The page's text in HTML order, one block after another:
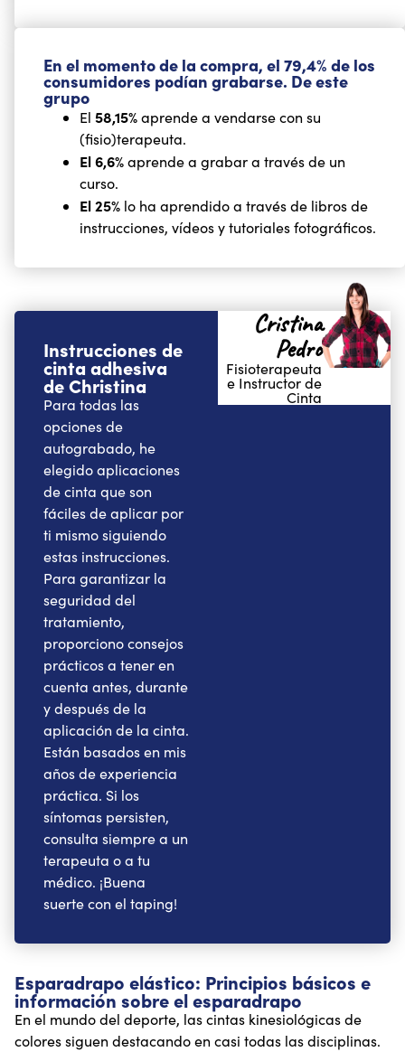
En el momento de la compra, el 79,4% de los
consumidores podían grabarse. De este
grupo
El 58,15%aprende a vendarse con su
(fisio)terapeuta.
El 6,6%aprende a grabar a través de un
curso.
El 25% lo ha aprendido a través de libros de
instrucciones, vídeos y tutoriales fotográficos.
Instrucciones de
cinta adhesiva
de Christina
Para todas las
opciones de
autograbado, he
elegido aplicaciones
de cinta que son
fáciles de aplicar por
ti mismo siguiendo
estas instrucciones.
Para garantizar la
seguridad del
tratamiento,
proporciono consejos
prácticos a tener en
cuenta antes, durante
y después de la
aplicación de la cinta.
Están basados en mis
años de experiencia
práctica. Si los
síntomas persisten,
consulta siempre a un
terapeuta o a tu
médico. ¡Buena
suerte con el taping!
Cristina
Pedro
Fisioterapeuta
e Instructor de
Cinta
Esparadrapo elástico: Principios básicos e
información sobre el esparadrapo
En el mundo del deporte, las cintas kinesiológicas de
colores siguen destacando en casi todas las disciplinas.